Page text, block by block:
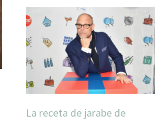
La receta de jarabe de